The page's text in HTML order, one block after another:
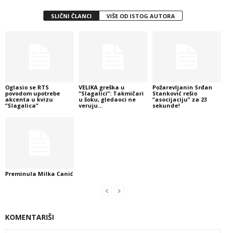
SLIČNI ČLANCI VIŠE OD ISTOG AUTORA
Oglasio se RTS
povodom upotrebe
akcenta u kvizu
“Slagalica”
VELIKA greška u
“Slagalici”: Takmičari
u šoku, gledaoci ne
veruju…
Požarevljanin Srđan
Stanković rešio
“asocijaciju” za 23
sekunde!
Preminula Milka Canić
KOMENTARIŠI